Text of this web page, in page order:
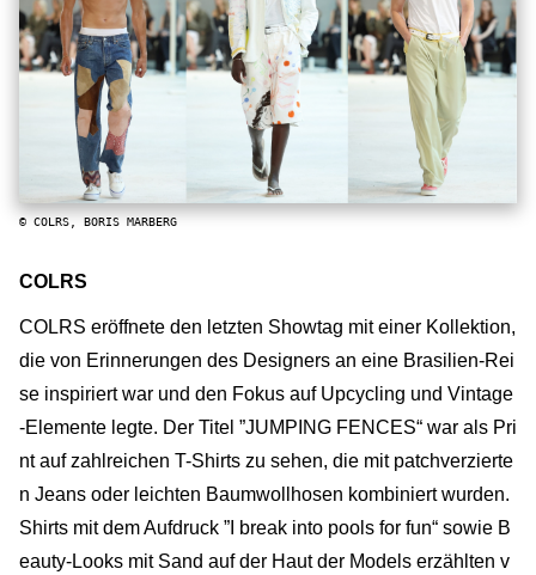
© COLRS, BORIS MARBERG
COLRS
COLRS eröffnete den letzten Showtag mit einer Kollektion,
die von Erinnerungen des Designers an eine Brasilien-Rei
se inspiriert war und den Fokus auf Upcycling und Vintage
-Elemente legte. Der Titel ”JUMPING FENCES“ war als Pri
nt auf zahlreichen T-Shirts zu sehen, die mit patchverzierte
n Jeans oder leichten Baumwollhosen kombiniert wurden.
Shirts mit dem Aufdruck ”I break into pools for fun“ sowie B
eauty-Looks mit Sand auf der Haut der Models erzählten v